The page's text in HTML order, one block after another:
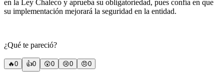
en la Ley Chaleco y aprueba su obligatoriedad, pues confía en que
su implementación mejorará la seguridad en la entidad.
¿Qué te pareció?
🔥0 👍0 😲0 😢0 😠0